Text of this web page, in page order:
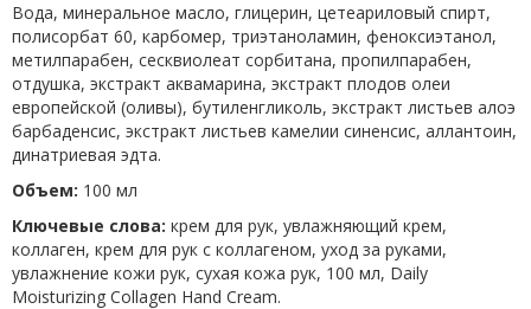
Вода, минеральное масло, глицерин, цетеариловый спирт,
полисорбат 60, карбомер, триэтаноламин, феноксиэтанол,
метилпарабен, сесквиолеат сорбитана, пропилпарабен,
отдушка, экстракт аквамарина, экстракт плодов олеи
европейской (оливы), бутиленгликоль, экстракт листьев алоэ
барбаденсис, экстракт листьев камелии синенсис, аллантоин,
динатриевая эдта.
Объем: 100 мл
Ключевые слова: крем для рук, увлажняющий крем,
коллаген, крем для рук с коллагеном, уход за руками,
увлажнение кожи рук, сухая кожа рук, 100 мл, Daily
Moisturizing Collagen Hand Cream.